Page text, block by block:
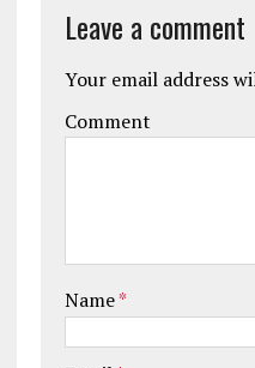
Leave a comment
Your email address
Comment
Name*